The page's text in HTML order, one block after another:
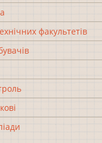
факультетів